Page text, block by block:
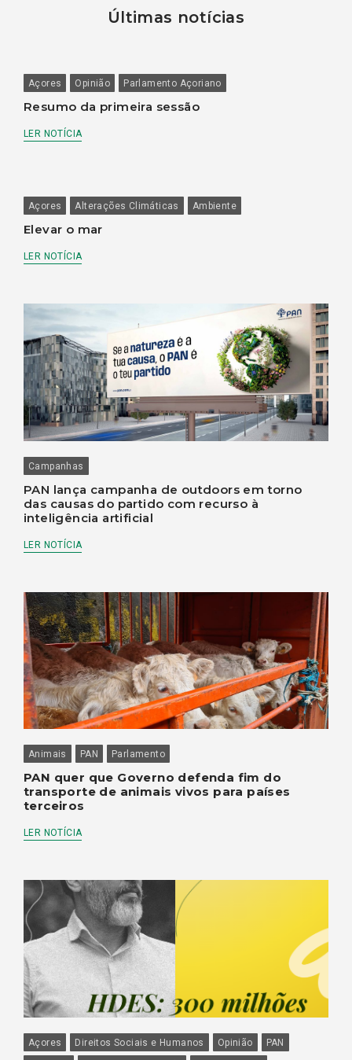
Últimas notícias
Açores Opinião Parlamento Açoriano
Resumo da primeira sessão
LER NOTÍCIA
Açores Alterações Climáticas Ambiente
Elevar o mar
LER NOTÍCIA
Campanhas
PAN lança campanha de outdoors em torno
das causas do partido com recurso à
inteligência artificial
LER NOTÍCIA
Animais PAN Parlamento
PAN quer que Governo defenda fim do
transporte de animais vivos para países
terceiros
LER NOTÍCIA
Açores Direitos Sociais e Humanos Opinião
PAN